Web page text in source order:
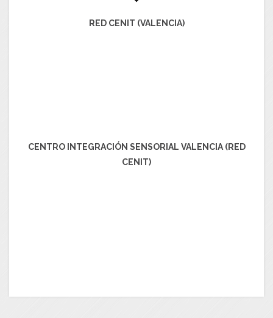
RED CENIT (VALENCIA)
CENTRO INTEGRACIÓN SENSORIAL VALENCIA (RED
CENIT)